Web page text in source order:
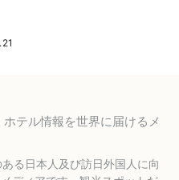
テル情報を世界に届けるメ
る日本人及び訪日外国人に向